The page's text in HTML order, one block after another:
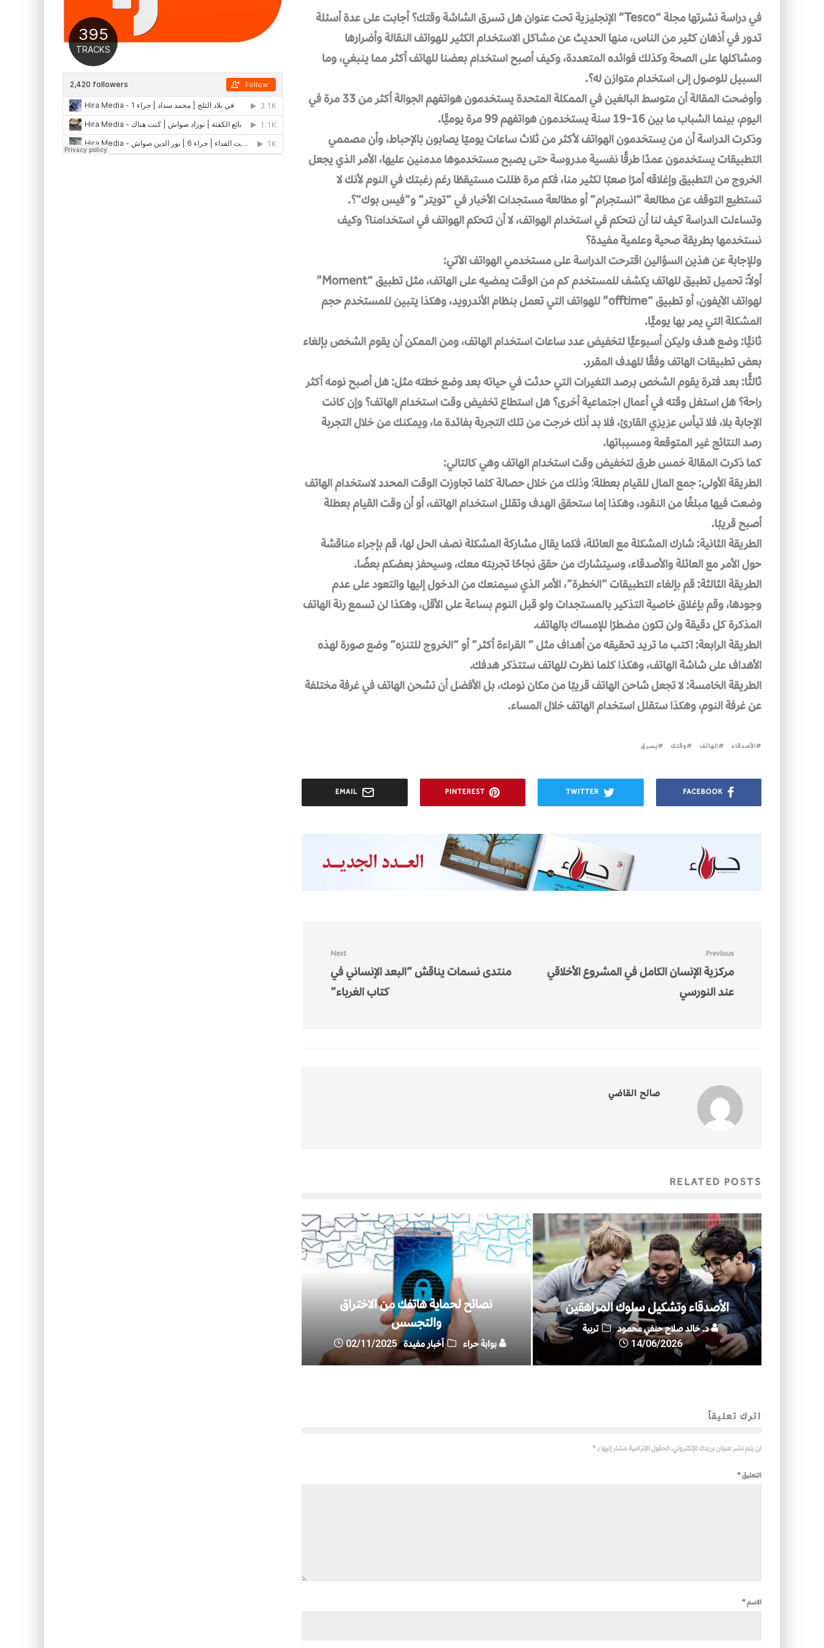
في دراسة نشرتها مجلة “Tesco” الإنجليزية تحت عنوان هل تسرق الشاشة وقتك؟ أجابت على عدة أسئلة
تدور في أذهان كثير من الناس، منها الحديث عن مشاكل الاستخدام الكثير للهواتف النقالة وأضرارها
ومشاكلها على الصحة وكذلك فوائده المتعددة، وكيف أصبح استخدام بعضنا للهاتف أكثر مما ينبغي، وما
السبيل للوصول إلى استخدام متوازن له؟.
وأوضحت المقالة أن متوسط البالغين في الممكلة المتحدة يستخدمون هواتفهم الجوالة أكثر من 33 مرة في
اليوم، بينما الشباب ما بين 16-19 سنة يستخدمون هواتفهم 99 مرة يوميًّا.
وذكرت الدراسة أن من يستخدمون الهواتف لأكثر من ثلاث ساعات يوميّا يصابون بالإحباط، وأن مصممي
التطبيقات يستخدمون عمدًا طرقًا نفسية مدروسة حتى يصبح مستخدموها مدمنين عليها، الأمر الذي يجعل
الخروج من التطبيق وإغلاقه أمرًا صعبًا لكثير منا، فكم مرة ظللت مستيقظا رغم رغبتك في النوم لأنك لا
تستطيع التوقف عن مطالعة “انستجرام” أو مطالعة مستجدات الأخبار في “تويتر” و”فيس بوك”؟.
وتساءلت الدراسة كيف لنا أن نتحكم في استخدام الهواتف، لا أن تتحكم الهواتف في استخدامنا؟ وكيف
نستخدمها بطريقة صحية وعلمية مفيدة؟
وللإجابة عن هذين السؤالين اقترحت الدراسة على مستخدمي الهواتف الآتي:
أولاً: تحميل تطبيق للهاتف يكشف للمستخدم كم من الوقت يمضيه على الهاتف، مثل تطبيق “Moment”
لهواتف الآيفون، أو تطبيق “offtime” للهواتف التي تعمل بنظام الأندرويد، وهكذا يتبين للمستخدم حجم
المشكلة التي يمر بها يوميًّا.
ثانيًّا: وضع هدف وليكن أسبوعيًّا لتخفيض عدد ساعات استخدام الهاتف، ومن الممكن أن يقوم الشخص بإلغاء
بعض تطبيقات الهاتف وفقًا للهدف المقرر.
ثالثًّا: بعد فترة يقوم الشخص برصد التغيرات التي حدثت في حياته بعد وضع خطته مثل: هل أصبح نومه أكثر
راحة؟ هل استغل وقته في أعمال اجتماعية أخرى؟ هل استطاع تخفيض وقت استخدام الهاتف؟ وإن كانت
الإجابة بلا، فلا تيأس عزيزي القارئ، فلا بد أنك خرجت من تلك التجربة بفائدة ما، ويمكنك من خلال التجربة
رصد النتائج غير المتوقعة ومسبباتها.
كما ذكرت المقالة خمس طرق لتخفيض وقت استخدام الهاتف وهي كالتالي:
الطريقة الأولى: جمع المال للقيام بعطلة؛ وذلك من خلال حصالة كلما تجاوزت الوقت المحدد لاستخدام الهاتف
وضعت فيها مبلغًا من النقود، وهكذا إما ستحقق الهدف وتقلل استخدام الهاتف، أو أن وقت القيام بعطلة
أصبح قريبًا.
الطريقة الثانية: شارك المشكلة مع العائلة، فكما يقال مشاركة المشكلة نصف الحل لها، قم بإجراء مناقشة
حول الأمر مع العائلة والأصدقاء، وسيتشارك من حقق نجاحًا تجربته معك، وسيحفز بعضكم بعضًا.
الطريقة الثالثة: قم بإلغاء التطبيقات “الخطرة”، الأمر الذي سيمنعك من الدخول إليها والتعود على عدم
وجودها، وقم بإغلاق خاصية التذكير بالمستجدات ولو قبل النوم بساعة على الأقل، وهكذا لن تسمع رنة الهاتف
المذكرة كل دقيقة ولن تكون مضطرًا للإمساك بالهاتف.
الطريقة الرابعة: اكتب ما تريد تحقيقه من أهداف مثل ” القراءة أكثر” أو “الخروج للتنزه” وضع صورة لهذه
الأهداف على شاشة الهاتف، وهكذا كلما نظرت للهاتف ستتذكر هدفك.
الطريقة الخامسة: لا تجعل شاحن الهاتف قريبًا من مكان نومك، بل الأفضل أن تشحن الهاتف في غرفة مختلفة
عن غرفة النوم، وهكذا ستقلل استخدام الهاتف خلال المساء.
الأصدقاء الهاتف وقتك يسرق
FACEBOOK
TWITTER
PINTEREST
EMAIL
Previous
مركزية الإنسان الكامل في المشروع الأخلاقي
عند النورسي
Next
منتدى نسمات يناقش “البعد الإنساني في
كتاب الغرباء”
صالح القاضي
RELATED POSTS
الأصدقاء وتشكيل سلوك المراهقين
د. خالد صلاح حنفي محمود
تربية
14/06/2026
نصائح لحماية هاتفك من الاختراق
والتجسس
بوابة حراء أخبار مفيدة 02/11/2025
اترك تعليقاً
لن يتم نشر عنوان بريدك الإلكتروني. الحقول الإلزامية مشار إليها بـ*
التعليق*
الاسم*